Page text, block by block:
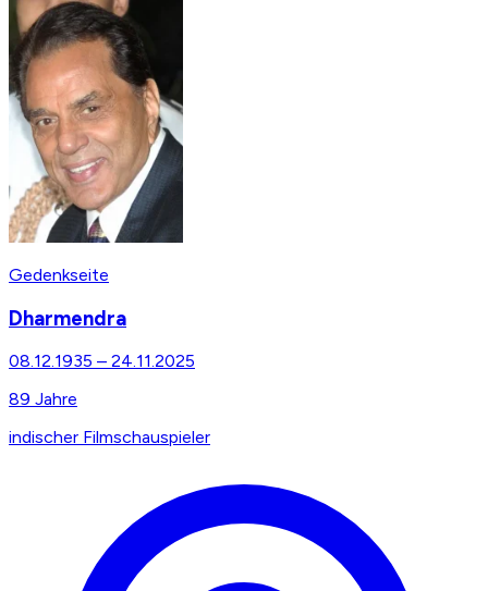
Gedenkseite
Dharmendra
08.12.1935 – 24.11.2025
89 Jahre
indischer Filmschauspieler